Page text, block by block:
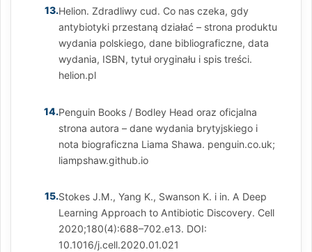
13.Helion. Zdradliwy cud. Co nas czeka, gdy
antybiotyki przestaną działać – strona produktu
wydania polskiego, dane bibliograficzne, data
wydania, ISBN, tytuł oryginału i spis treści.
helion.pl
14.Penguin Books / Bodley Head oraz oficjalna
strona autora – dane wydania brytyjskiego i
nota biograficzna Liama Shawa. penguin.co.uk;
liampshaw.github.io
15.Stokes J.M., Yang K., Swanson K. i in. A Deep
Learning Approach to Antibiotic Discovery. Cell
2020;180(4):688–702.e13. DOI:
10.1016/j.cell.2020.01.021